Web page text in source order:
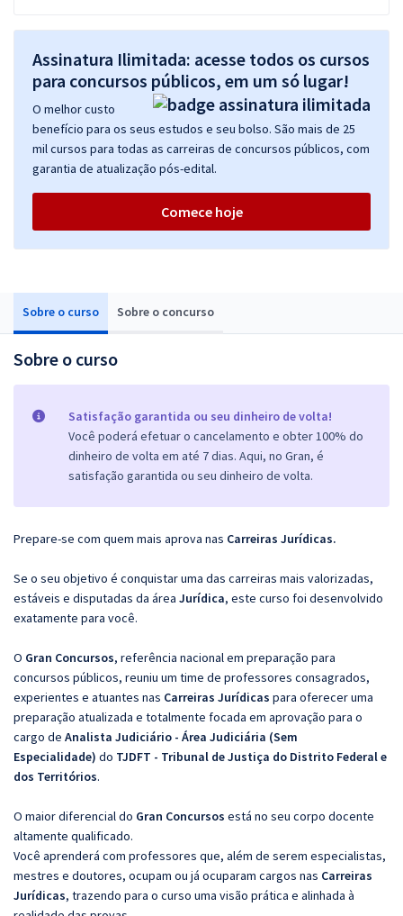
Sobre o curso Sobre o concurso
Sobre o curso
Satisfação garantida ou seu dinheiro de volta!
Você poderá efetuar o cancelamento e obter 100% do
dinheiro de volta em até 7 dias. Aqui, no Gran, é
satisfação garantida ou seu dinheiro de volta.
Prepare-se com quem mais aprova nas Carreiras Jurídicas.
Se o seu objetivo é conquistar uma das carreiras mais valorizadas,
estáveis e disputadas da área Jurídica, este curso foi desenvolvido
exatamente para você.
O Gran Concursos, referência nacional em preparação para
concursos públicos, reuniu um time de professores consagrados,
experientes e atuantes nas Carreiras Jurídicas para oferecer uma
preparação atualizada e totalmente focada em aprovação para o
cargo de Analista Judiciário - Área Judiciária (Sem
Especialidade) do TJDFT - Tribunal de Justiça do Distrito Federal e
dos Territórios.
O maior diferencial do Gran Concursos está no seu corpo docente
altamente qualificado.
Você aprenderá com professores que, além de serem especialistas,
mestres e doutores, ocupam ou já ocuparam cargos nas Carreiras
Jurídicas, trazendo para o curso uma visão prática e alinhada à
Assinatura Ilimitada: acesse todos os cursos
para concursos públicos, em um só lugar!
O melhor custo
benefício para os seus estudos e seu bolso. São mais de 25
mil cursos para todas as carreiras de concursos públicos, com
garantia de atualização pós-edital.
Comece hoje